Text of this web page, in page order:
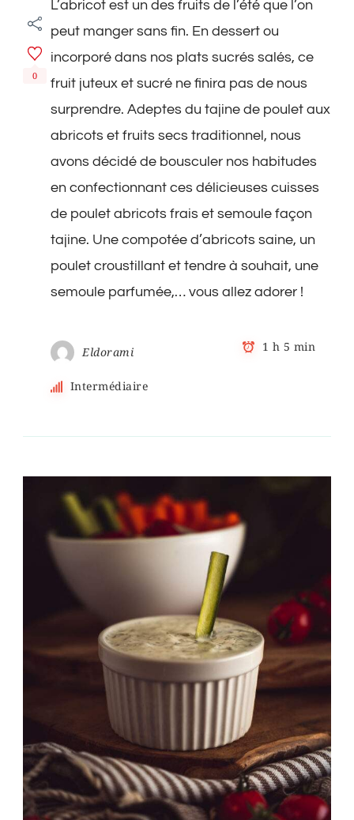
poulet
et
façon
tajine
0
L’abricot est un des fruits de l’été que l’on
peut manger sans fin. En dessert ou
incorporé dans nos plats sucrés salés, ce
fruit juteux et sucré ne finira pas de nous
surprendre. Adeptes du tajine de poulet aux
abricots et fruits secs traditionnel, nous
avons décidé de bousculer nos habitudes
en confectionnant ces délicieuses cuisses
de poulet abricots frais et semoule façon
tajine. Une compotée d’abricots saine, un
poulet croustillant et tendre à souhait, une
semoule parfumée,… vous allez adorer !
Eldorami 1 h 5 min
Intermédiaire